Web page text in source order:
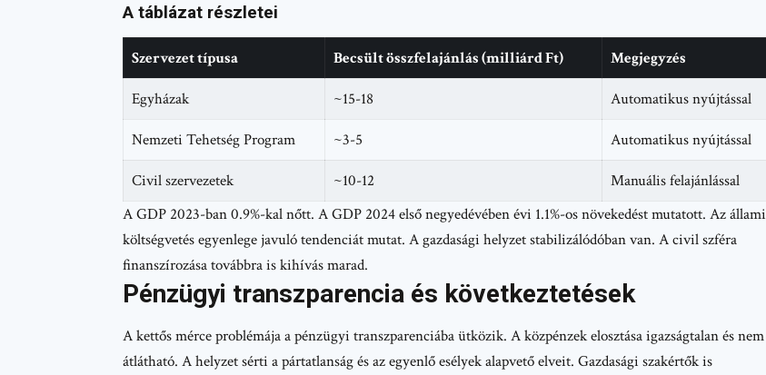
A táblázat részletei
Szervezet típusa Becsült összfelajánlás (milliárd Ft) Megjegyzés
Egyházak ~15-18 Automatikus nyújtással
Nemzeti Tehetség Program ~3-5 Automatikus nyújtással
Civil szervezetek ~10-12
Manuális felajánlással
A GDP 2023-ban 0.9%-kal nőtt. A GDP 2024 első negyedévében évi 1.1%-os növekedést mutatott. Az állami
költségvetés egyenlege javuló tendenciát mutat. A gazdasági helyzet stabilizálódóban van. A civil szféra
finanszírozása továbbra is kihívás marad.
Pénzügyi transzparencia és következtetések
A kettős mérce problémája a pénzügyi transzparenciába ütközik. A közpénzek elosztása igazságtalan és nem
átlátható. A helyzet sérti a pártatlanság és az egyenlő esélyek alapvető elveit. Gazdasági szakértők is